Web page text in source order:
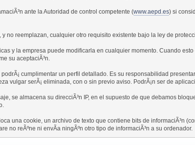
ante la Autoridad de control competente (www.aepd.es) si
no reemplazan, cualquier otro requisito existente bajo la ley de
y la empresa puede modificarla en cualquier momento. Cuando
su aceptaciÃ³n.
cumplimentar un perfil detallado. Es su responsabilidad
vulgar serÃ¡ eliminada, con o sin previo aviso. PodrÃ¡n ser de
se almacena su direcciÃ³n IP, en el supuesto de que debamos
una cookie, un archivo de texto que contiene bits de informaciÃ³n
no reÃºne ni envÃ­a ningÃºn otro tipo de informaciÃ³n a su ordenador.